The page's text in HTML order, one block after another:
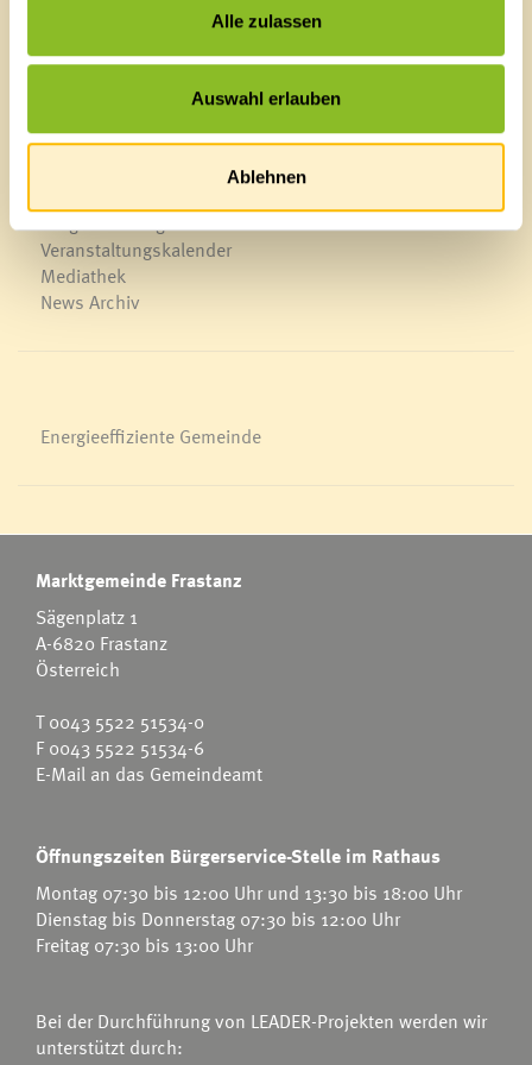
Alle zulassen
Auswahl erlauben
Ablehnen
E-Mail an das Gemeindeamt
Veröffentlichungsportal
Bürgermeldungen
Veranstaltungskalender
Mediathek
News Archiv
Energieeffiziente Gemeinde
Marktgemeinde Frastanz
Sägenplatz 1
A-6820 Frastanz
Österreich
T0043 5522 51534-0
F 0043 5522 51534-6
E-Mail an das Gemeindeamt
Öffnungszeiten Bürgerservice-Stelle im Rathaus
Montag 07:30 bis 12:00 Uhr und 13:30 bis 18:00 Uhr
Dienstag bis Donnerstag 07:30 bis 12:00 Uhr
Freitag 07:30 bis 13:00 Uhr
Bei der Durchführung von LEADER-Projekten werden wir
unterstützt durch: